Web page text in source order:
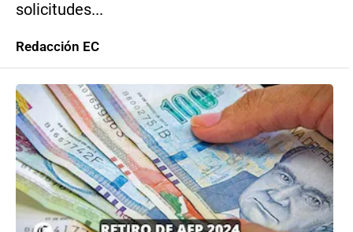
solicitudes...
Redacción EC